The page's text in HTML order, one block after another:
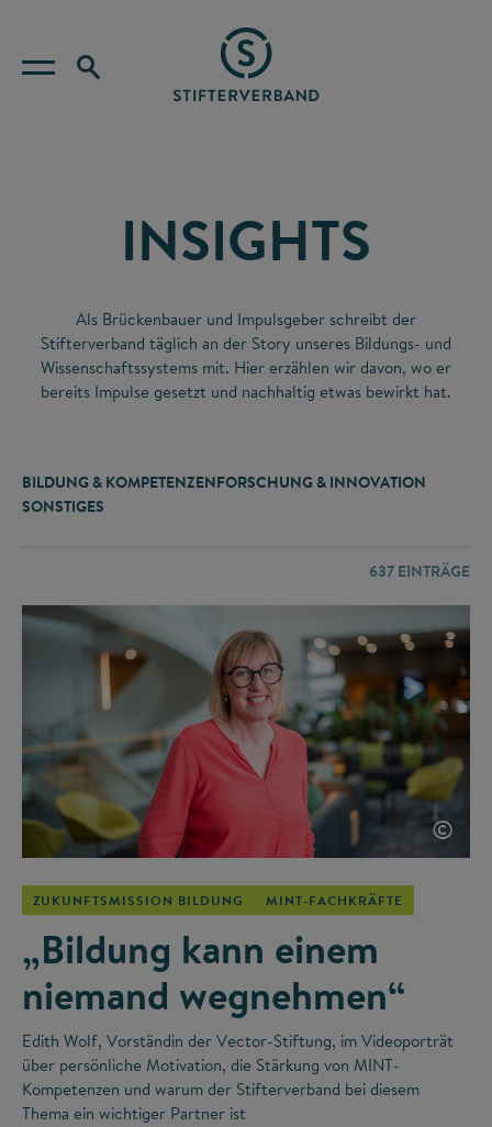
INSIGHTS
Als Brückenbauer und Impulsgeber schreibt der
Stifterverband täglich an der Story unseres Bildungs- und
Wissenschaftssystems mit. Hier erzählen wir davon, wo er
bereits Impulse gesetzt und nachhaltig etwas bewirkt hat.
BILDUNG & KOMPETENZENFORSCHUNG & INNOVATION
SONSTIGES
637 EINTRÄGE
©
ZUKUNFTSMISSION BILDUNG MINT-FACHKRÄFTE
„Bildung kann einem
niemand wegnehmen“
Edith Wolf, Vorständin der Vector-Stiftung, im Videoporträt
über persönliche Motivation, die Stärkung von MINT-
Kompetenzen und warum der Stifterverband bei diesem
Thema ein wichtiger Partner ist